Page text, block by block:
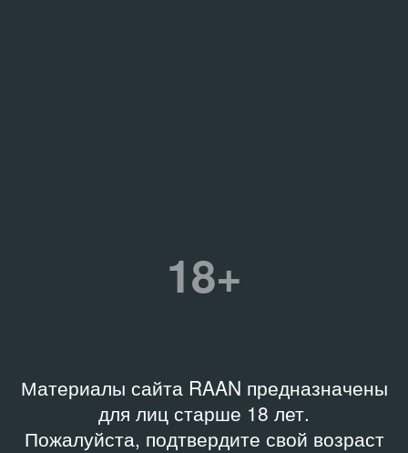
18+
Материалы сайта RAAN предназначены
для лиц старше 18 лет.
Пожалуйста, подтвердите свой возраст